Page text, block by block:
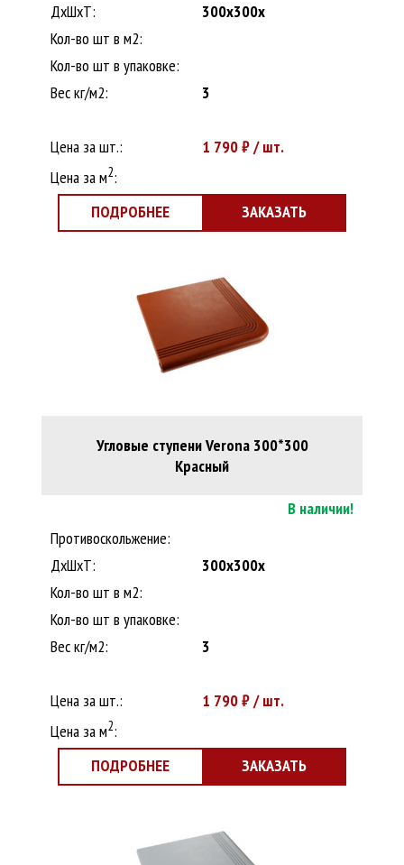
ДxШхТ:
300x300x
Кол-во шт в м2:
Кол-во шт в упаковке:
Вес кг/м2:
3
Цена за шт.: 1 790₽ / шт.
Цена за м2:
ПОДРОБНЕЕ ЗАКАЗАТЬ
Угловые ступени Verona 300*300
Красный
В наличии!
Противоскольжение:
ДxШхТ:
300x300x
Кол-во шт в м2:
Кол-во шт в упаковке:
Вес кг/м2:
3
Цена за шт.: 1 790₽ / шт.
Цена за м2:
ПОДРОБНЕЕ ЗАКАЗАТЬ